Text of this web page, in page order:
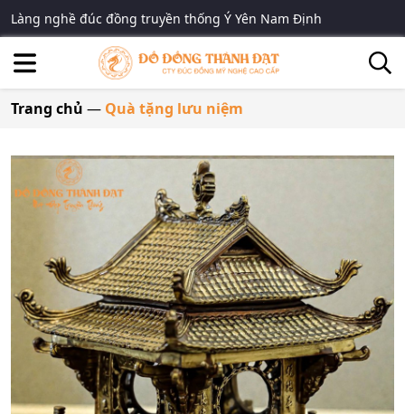
Làng nghề đúc đồng truyền thống Ý Yên Nam Định
Trang chủ — Quà tặng lưu niệm